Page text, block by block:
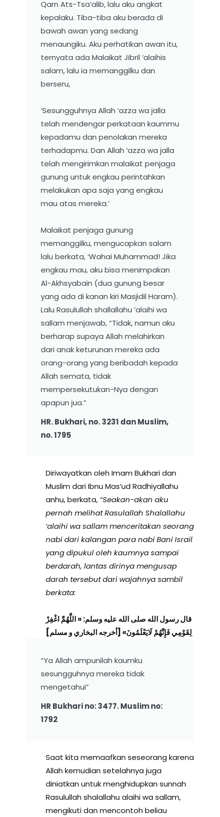
Qarn Ats-Tsa’alib, lalu aku angkat
kepalaku. Tiba-tiba aku berada di
bawah awan yang sedang
menaungiku. Aku perhatikan awan itu,
ternyata ada Malaikat Jibril ‘alaihis
salam, lalu ia memanggilku dan
berseru,
‘Sesungguhnya Allah ‘azza wa jalla
telah mendengar perkataan kaummu
kepadamu dan penolakan mereka
terhadapmu. Dan Allah ‘azza wa jalla
telah mengirimkan malaikat penjaga
gunung untuk engkau perintahkan
melakukan apa saja yang engkau
mau atas mereka.’
Malaikat penjaga gunung
memanggilku, mengucapkan salam
lalu berkata, ‘Wahai Muhammad! Jika
engkau mau, aku bisa menimpakan
Al-Akhsyabain (dua gunung besar
yang ada di kanan kiri Masjidil Haram).
Lalu Rasulullah shallallahu ‘alaihi wa
sallam menjawab, “Tidak, namun aku
berharap supaya Allah melahirkan
dari anak keturunan mereka ada
orang-orang yang beribadah kepada
Allah semata, tidak
mempersekutukan-Nya dengan
apapun jua.”
HR. Bukhari, no. 3231 dan Muslim,
no. 1795
Diriwayatkan oleh Imam Bukhari dan
Muslim dari Ibnu Mas’ud Radhiyallahu
anhu, berkata, “Seakan-akan aku
pernah melihat Rasulallah Shalallahu
‘alaihi wa sallam menceritakan seorang
nabi dari kalangan para nabi Bani Israil
yang dipukul oleh kaumnya sampai
berdarah, lantas dirinya mengusap
darah tersebut dari wajahnya sambil
berkata:
قال رسول الله صلى الله عليه وسلم: « اللَّهُمَّ اغْفِرْ
لِقَوْمِي فَإِنَّهُمْ لَايَعْلَمُونَ» [أخرجه البخاري و مسلم]
“Ya Allah ampunilah kaumku
sesungguhnya mereka tidak
mengetahui”
HR Bukhari no: 3477. Muslim no:
1792
Saat kita memaafkan seseorang karena
Allah kemudian setelahnya juga
diniatkan untuk menghidupkan sunnah
Rasulullah shalallahu alaihi wa sallam,
mengikuti dan mencontoh beliau